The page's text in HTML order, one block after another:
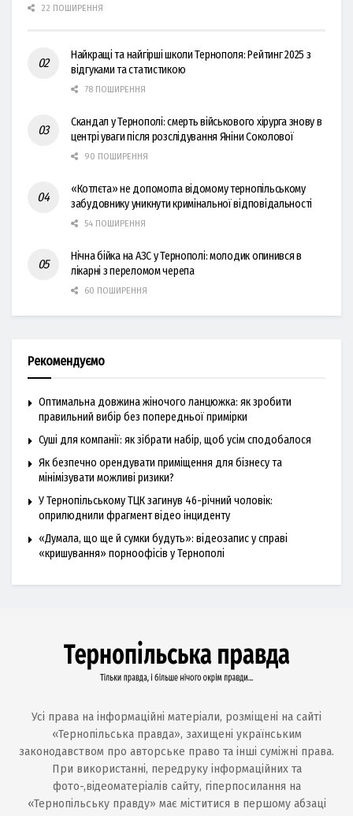
22 ПОШИРЕННЯ
Найкращі та найгірші школи Тернополя: Рейтинг 2025 з
відгуками та статистикою
78 ПОШИРЕННЯ
Скандал у Тернополі: смерть військового хірурга знову в
центрі уваги після розслідування Яніни Соколової
90 ПОШИРЕННЯ
«Котлєта» не допомогла відомому тернопільському
забудовнику уникнути кримінальної відповідальності
54 ПОШИРЕННЯ
Нічна бійка на АЗС у Тернополі: молодик опинився в
лікарні з переломом черепа
60 ПОШИРЕННЯ
Рекомендуємо
Оптимальна довжина жіночого ланцюжка: як зробити
правильний вибір без попередньої примірки
Суші для компанії: як зібрати набір, щоб усім сподобалося
Як безпечно орендувати приміщення для бізнесу та
мінімізувати можливі ризики?
У Тернопільському ТЦК загинув 46-річний чоловік:
оприлюднили фрагмент відео інциденту
«Думала, що ще й сумки будуть»: відеозапис у справі
«кришування» порноофісів у Тернополі
Усі права на інформаційні матеріали, розміщені на сайті
«Тернопільська правда», захищені українським
законодавством про авторське право та інші суміжні права.
При використанні, передруку інформаційних та
фото-,відеоматеріалів сайту, гіперпосилання на
«Тернопільську правду» має міститися в першому абзаці